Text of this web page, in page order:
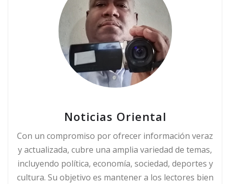
Noticias Oriental
Con un compromiso por ofrecer información veraz
y actualizada, cubre una amplia variedad de temas,
incluyendo política, economía, sociedad, deportes y
cultura. Su objetivo es mantener a los lectores bien